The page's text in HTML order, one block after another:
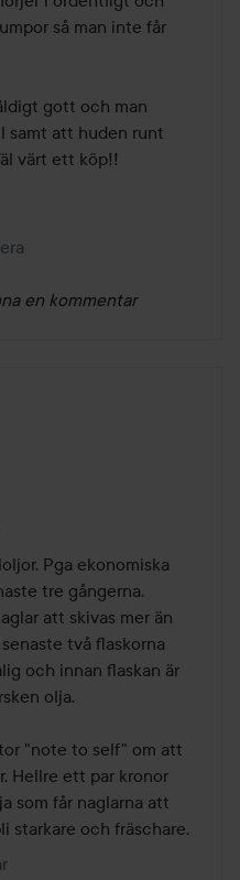
så man inte får
gott och man
samt att huden runt
värt ett köp!!
en kommentar
år
Pga ekonomiska
tre gångerna.
att skivas mer än
två flaskorna
och innan flaskan är
olja.
"note to self" om att
Hellre ett par kronor
som får naglarna att
starkare och fräschare.